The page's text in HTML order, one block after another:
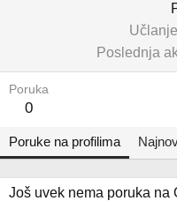
Poslednja
Poruka
0
Poruke na profilima
Još uvek nema poruka na